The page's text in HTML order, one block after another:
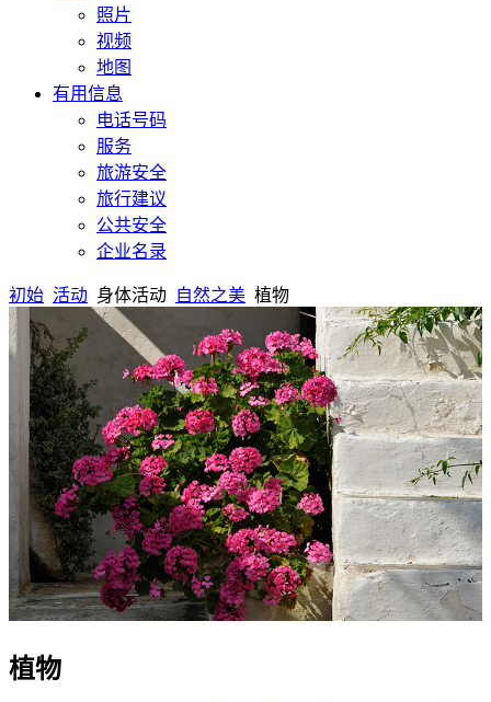
照片
视频
地图
有用信息
电话号码
服务
旅游安全
旅行建议
公共安全
企业名录
初始 活动 身体活动 自然之美 植物
植物